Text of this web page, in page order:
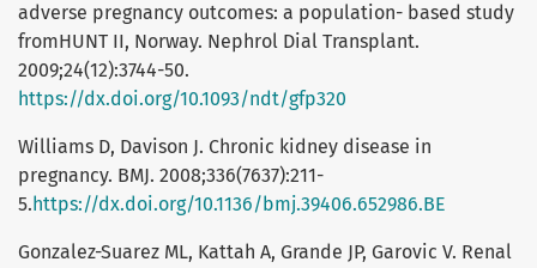
adverse pregnancy outcomes: a population- based study
fromHUNT II, Norway. Nephrol Dial Transplant.
2009;24(12):3744-50.
https://dx.doi.org/10.1093/ndt/gfp320
Williams D, Davison J. Chronic kidney disease in
pregnancy. BMJ. 2008;336(7637):211-
5. https://dx.doi.org/10.1136/bmj.39406.652986.BE
Gonzalez-Suarez ML, Kattah A, Grande JP, Garovic V. Renal